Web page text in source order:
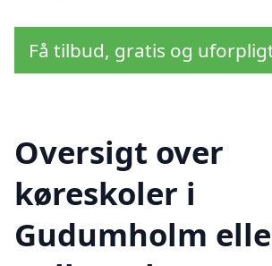
Få tilbud, gratis og
Oversigt over
køreskoler i
Gudumholm